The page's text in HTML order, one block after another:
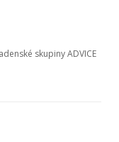
skupiny ADVICE